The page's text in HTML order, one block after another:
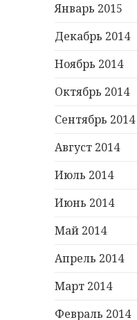
Январь 2015
Декабрь 2014
Ноябрь 2014
Октябрь 2014
Сентябрь 2014
Август 2014
Июль 2014
Июнь 2014
Май 2014
Апрель 2014
Март 2014
Февраль 2014